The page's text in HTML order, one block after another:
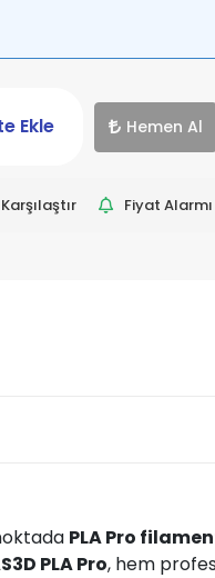
Ekle Hemen Al
Karşılaştır
Fiyat Alarmı
PLA Pro
PLA Pro, hem